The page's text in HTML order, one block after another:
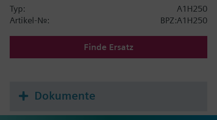
Typ:
A1H250
Artikel-Nr.:
BPZ:A1H250
Finde Ersatz
Dokumente